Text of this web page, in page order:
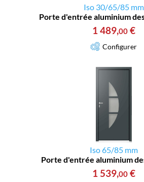
Iso 30/65/85 mm
Porte d'entrée aluminium
1 489,00 €
Configurer
Iso 65/85 mm
Porte d'entrée aluminium
1 539,00 €